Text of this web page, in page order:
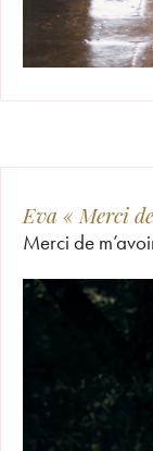
Eva « Merci
Merci de